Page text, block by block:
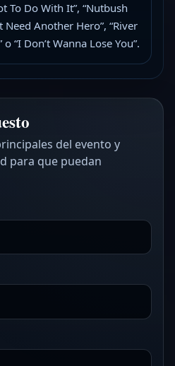
To Do With It”, “Nutbush
Need Another Hero”, “River
“I Don’t Wanna Lose You”.
del evento y
para que puedan